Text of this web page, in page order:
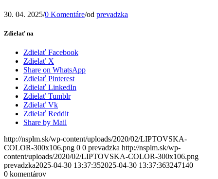
30. 04. 2025/0 Komentáre/od prevadzka
Zdielať na
Zdielať Facebook
Zdielať X
Share on WhatsApp
Zdielať Pinterest
Zdielať LinkedIn
Zdielať Tumblr
Zdielať Vk
Zdielať Reddit
Share by Mail
http://nsplm.sk/wp-content/uploads/2020/02/LIPTOVSKA-
COLOR-300x106.png 0 0 prevadzka http://nsplm.sk/wp-
content/uploads/2020/02/LIPTOVSKA-COLOR-300x106.png
prevadzka2025-04-30 13:37:352025-04-30 13:37:363247140
0 komentárov